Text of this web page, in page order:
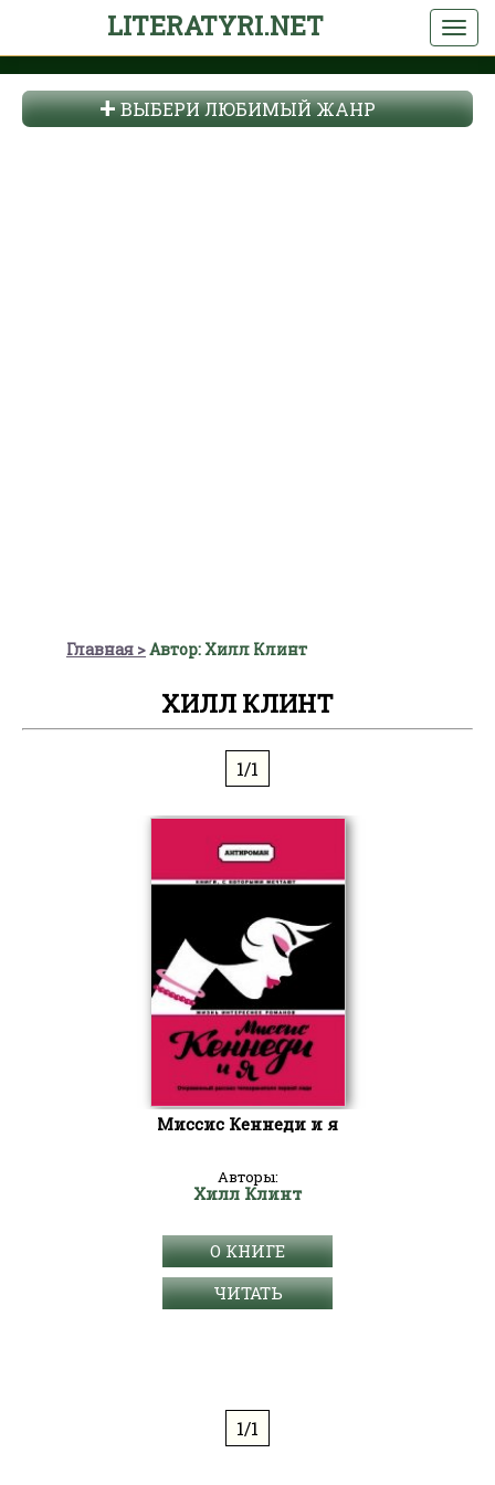
LITERATYRI.NET
ВЫБЕРИ ЛЮБИМЫЙ ЖАНР
Главная Автор: Хилл Клинт
ХИЛЛ КЛИНТ
1/1
Миссис Кеннеди и я
Авторы:
Хилл Клинт
О КНИГЕ
ЧИТАТЬ
1/1